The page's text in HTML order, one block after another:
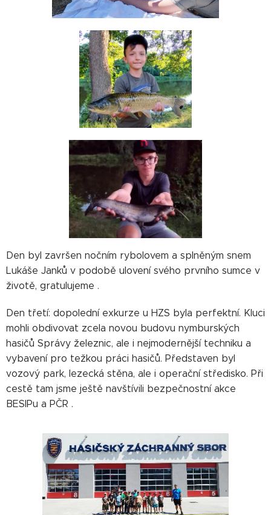
Den byl završen nočním rybolovem a splněným snem
Lukáše Janků v podobě ulovení svého prvního sumce v
životě, gratulujeme .
Den třetí: dopolední exkurze u HZS byla perfektní. Kluci
mohli obdivovat zcela novou budovu nymburských
hasičů Správy železnic, ale i nejmodernější techniku a
vybavení pro težkou práci hasičů. Představen byl
vozový park, lezecká stěna, ale i operační středisko. Při
cestě tam jsme ještě navštívili bezpečnostní akce
BESIPu a PČR .